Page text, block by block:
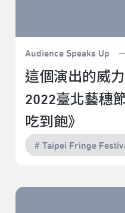
Audience Speaks Up
這個演出的威
2022臺北藝穗
吃到飽》
# Taipei Fringe
偷才是重點｜2022臺北藝